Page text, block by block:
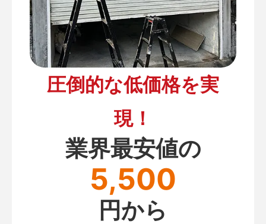
圧倒的な低価格を実
現！
業界最安値の
5,500
円から